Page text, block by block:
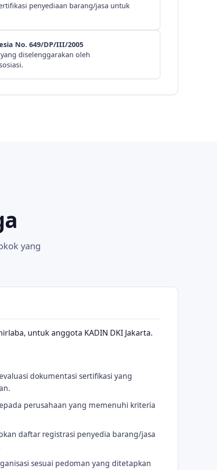
penyediaan barang/jasa untuk
No. 649/DP/III/2005
diselenggarakan oleh
yang
untuk anggota KADIN DKI Jakarta.
dokumentasi sertifikasi yang
perusahaan yang memenuhi kriteria
daftar registrasi penyedia barang/jasa
sesuai pedoman yang ditetapkan